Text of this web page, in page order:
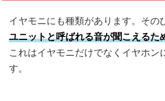
イヤモニにも種類があります。その
ユニットと呼ばれる音が聞こえるた
これはイヤモニだけでなくイヤホン
す。